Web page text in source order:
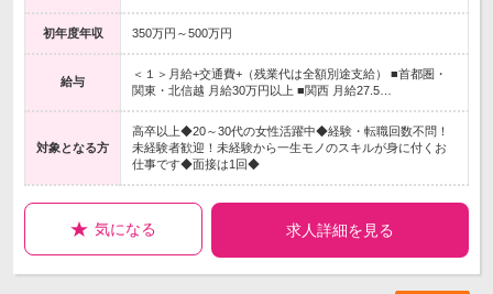
初年度年収 350万円～500万円
給与
＜１＞月給+交通費+（残業代は全額別途支給） ■首都圏・
関東・北信越 月給30万円以上 ■関西 月給27.5…
対象となる方
高卒以上◆20～30代の女性活躍中◆経験・転職回数不問！
未経験者歓迎！未経験から一生モノのスキルが身に付くお
仕事です◆面接は1回◆
気になる 求人詳細を見る